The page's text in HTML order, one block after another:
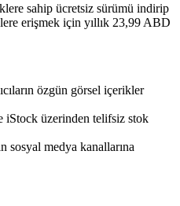
sahip ücretsiz sürümü indirip
erişmek için yıllık 23,99 ABD
özgün görsel içerikler
iStock üzerinden telifsiz stok
sosyal medya kanallarına